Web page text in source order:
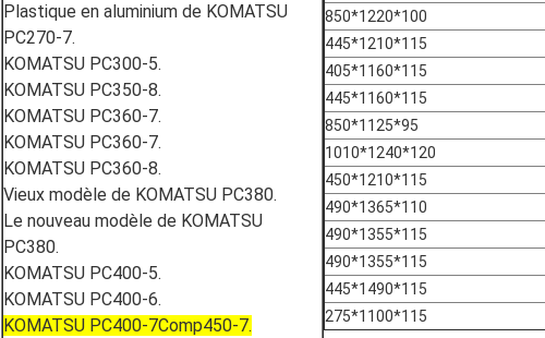
Plastique en aluminium de KOMATSU
PC270-7.
KOMATSU PC300-5.
KOMATSU PC350-8.
KOMATSU PC360-7.
KOMATSU PC360-7.
KOMATSU PC360-8.
Vieux modèle de KOMATSU PC380.
Le nouveau modèle de KOMATSU
PC380.
KOMATSU PC400-5.
KOMATSU PC400-6.
KOMATSU PC400-7Comp450-7.
850*1220*100
445*1210*115
405*1160*115
445*1160*115
850*1125*95
1010*1240*120
450*1210*115
490*1365*110
490*1355*115
490*1355*115
445*1490*115
275*1100*115